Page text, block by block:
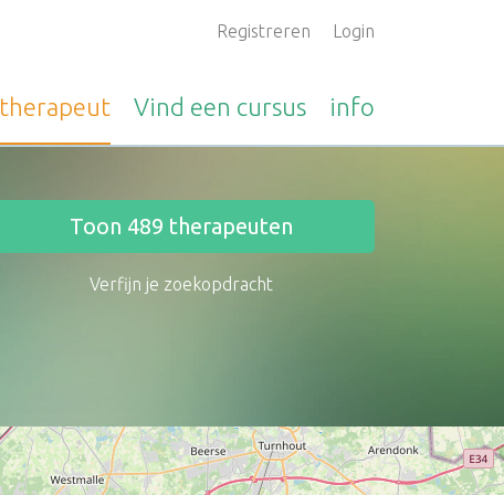
Registreren Login
therapeut Vind een cursus info
Toon 489 therapeuten
Verfijn je zoekopdracht